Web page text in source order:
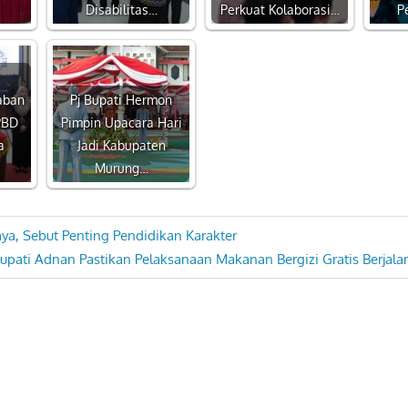
Disabilitas…
Perkuat Kolaborasi…
Pj Bupati Hermon
Pimpin Upacara Hari
Jadi Kabupaten
Murung…
Sebut Penting Pendidikan Karakter
Adnan Pastikan Pelaksanaan Makanan Bergizi Gratis